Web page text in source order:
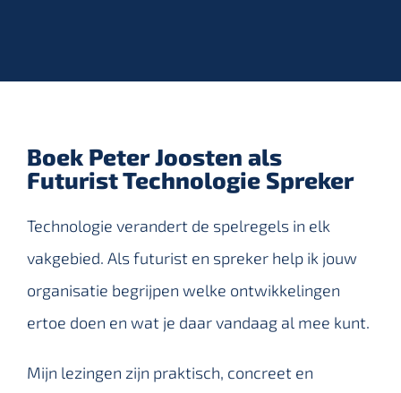
Boek Peter Joosten als
Futurist Technologie Spreker
Technologie verandert de spelregels in elk
vakgebied. Als futurist en spreker help ik jouw
organisatie begrijpen welke ontwikkelingen
ertoe doen en wat je daar vandaag al mee kunt.
Mijn lezingen zijn praktisch, concreet en